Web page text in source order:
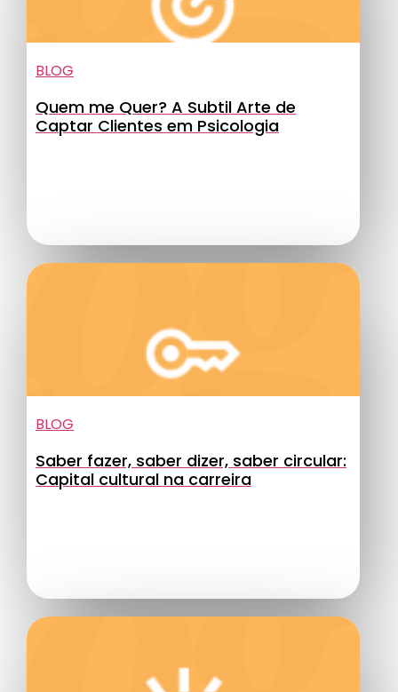
BLOG
Quem me Quer? A Subtil Arte de
Captar Clientes em Psicologia
BLOG
Saber fazer, saber dizer, saber circular:
Capital cultural na carreira